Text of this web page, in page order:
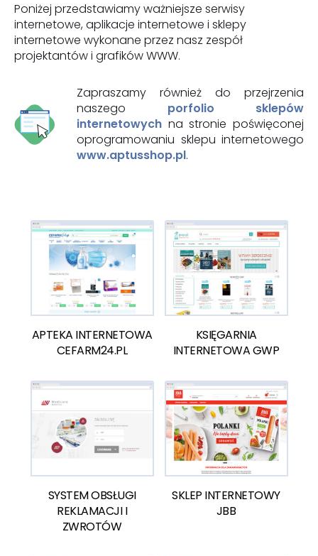
Poniżej przedstawiamy ważniejsze serwisy
internetowe, aplikacje internetowe i sklepy
internetowe wykonane przez nasz zespół
projektantów i grafików WWW.
Zapraszamy również do przejrzenia
naszego porfolio sklepów
internetowych na stronie poświęconej
oprogramowaniu sklepu internetowego
www.aptusshop.pl.
APTEKA INTERNETOWA
CEFARM24.PL
KSIĘGARNIA
INTERNETOWA GWP
SYSTEM OBSŁUGI
REKLAMACJI I
ZWROTÓW
SKLEP INTERNETOWY
JBB